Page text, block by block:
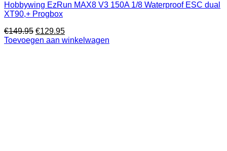
Hobbywing EzRun MAX8 V3 150A 1/8 Waterproof ESC dual
XT90,+ Progbox
€149.95 Oorspronkelijke
prijs
€129.95Huidige
prijs
Toevoegen aan winkelwagen